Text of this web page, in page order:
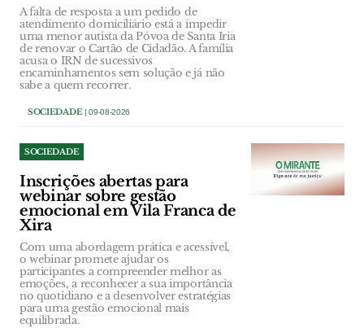
A falta de resposta a um pedido de
atendimento domiciliário está a impedir
uma menor autista da Póvoa de Santa Iria
de renovar o Cartão de Cidadão. A família
acusa o IRN de sucessivos
encaminhamentos sem solução e já não
sabe a quem recorrer.
SOCIEDADE| 09-08-2026
SOCIEDADE
Inscrições abertas para
webinar sobre gestão
emocional em Vila Franca de
Xira
Com uma abordagem prática e acessível,
o webinar promete ajudar os
participantes a compreender melhor as
emoções, a reconhecer a sua importância
no quotidiano e a desenvolver estratégias
para uma gestão emocional mais
equilibrada.